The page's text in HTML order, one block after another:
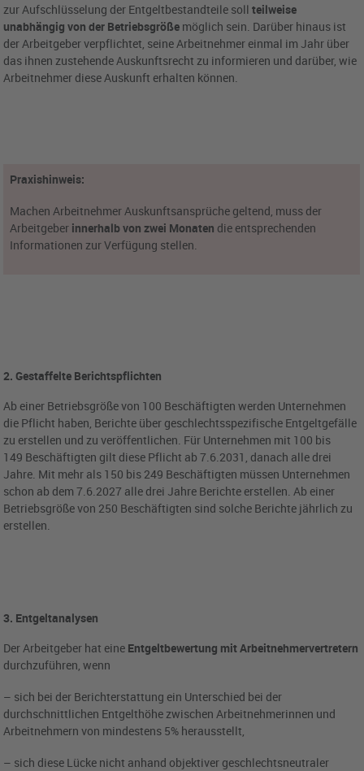
zur Aufschlüsselung der Entgeltbestandteile sollteilweise
unabhängig von der Betriebsgröße möglich sein. Darüber hinaus ist
der Arbeitgeber verpflichtet, seine Arbeitnehmer einmal im Jahr über
das ihnen zustehende Auskunftsrecht zu informieren und darüber, wie
Arbeitnehmer diese Auskunft erhalten können.
Praxishinweis:
Machen Arbeitnehmer Auskunftsansprüche geltend, muss der
Arbeitgeber innerhalb von zwei Monaten die entsprechenden
Informationen zur Verfügung stellen.
2. Gestaffelte Berichtspflichten
Ab einer Betriebsgröße von 100 Beschäftigten werden Unternehmen
die Pflicht haben, Berichte über geschlechtsspezifische Entgeltgefälle
zu erstellen und zu veröffentlichen. Für Unternehmen mit 100 bis
149 Beschäftigten gilt diese Pflicht ab 7.6.2031, danach alle drei
Jahre. Mit mehr als 150 bis 249 Beschäftigten müssen Unternehmen
schon ab dem 7.6.2027 alle drei Jahre Berichte erstellen. Ab einer
Betriebsgröße von 250 Beschäftigten sind solche Berichte jährlich zu
erstellen.
3. Entgeltanalysen
Der Arbeitgeber hat eine Entgeltbewertung mit Arbeitnehmervertretern
durchzuführen, wenn
– sich bei der Berichterstattung ein Unterschied bei der
durchschnittlichen Entgelthöhe zwischen Arbeitnehmerinnen und
Arbeitnehmern von mindestens 5% herausstellt,
– sich diese Lücke nicht anhand objektiver geschlechtsneutraler